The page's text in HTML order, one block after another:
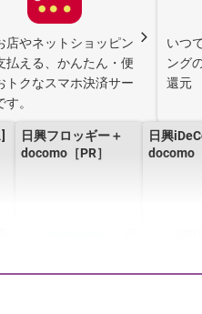
店やネットショッピン
払える、かんたん・便
トクなスマホ決済サー
す。
いつ
ング
還元
日興フロッギー＋
docomo［PR］
日興
docomo